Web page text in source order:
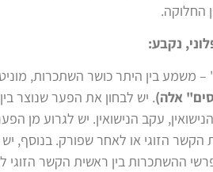
החלוקה.
נקבע:
משמע בין היתר כושר השתכרות,
אלה). יש לבחון את הפער שנוצר
עקב הנישואין. יש לגרוע
הקשר הזוגי או לאחר שפורק. בנוסף,
ההשתכרות בין ראשית הקשר הזוגי